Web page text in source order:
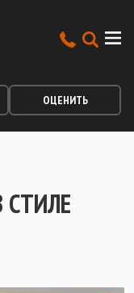
ОЦЕНИТЬ